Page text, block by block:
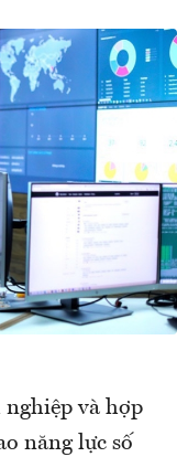
và hợp
năng lực số